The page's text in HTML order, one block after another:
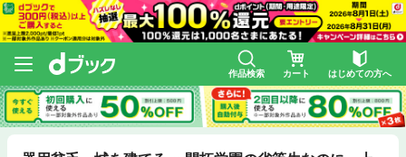
作品検索 カート はじめての方へ